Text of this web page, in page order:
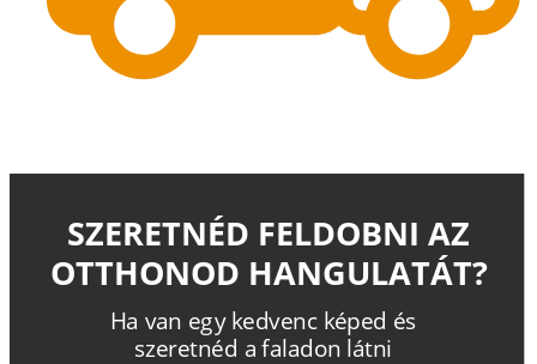
Ha van egy kedvenc képed és
szeretnéd a faladon látni
SZERETNÉD FELDOBNI AZ
OTTHONOD HANGULATÁT?